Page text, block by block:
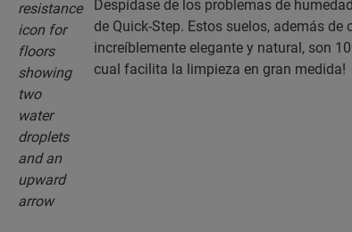
Despídase de los problemas de
de Quick-Step. Estos suelos, además
increíblemente elegante y natural, son
cual facilita la limpieza en gran medida!